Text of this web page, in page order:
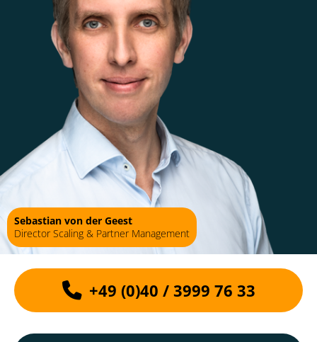
Sebastian von der Geest
Director Scaling & Partner Management
+49 (0)40 / 3999 76 33